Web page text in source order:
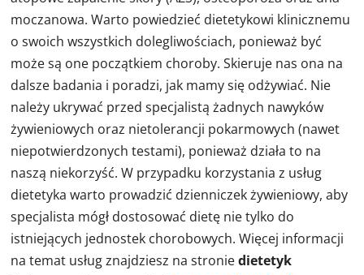
moczanowa. Warto powiedzieć dietetykowi klinicznemu
o swoich wszystkich dolegliwościach, ponieważ być
może są one początkiem choroby. Skieruje nas ona na
dalsze badania i poradzi, jak mamy się odżywiać. Nie
należy ukrywać przed specjalistą żadnych nawyków
żywieniowych oraz nietolerancji pokarmowych (nawet
niepotwierdzonych testami), ponieważ działa to na
naszą niekorzyść. W przypadku korzystania z usług
dietetyka warto prowadzić dzienniczek żywieniowy, aby
specjalista mógł dostosować dietę nie tylko do
istniejących jednostek chorobowych. Więcej informacji
na temat usług znajdziesz na stroniedietetyk